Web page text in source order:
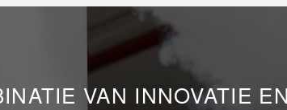
VAN INNOVATIE